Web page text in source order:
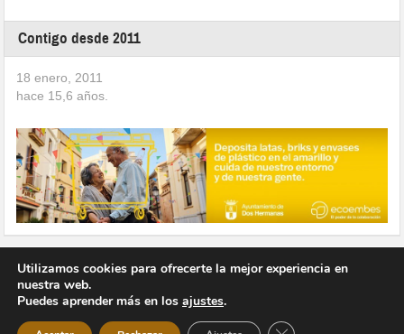
Contigo desde 2011
18 enero, 2011
hace 15,6 años.
Copyright © 2026 Vivir en Montequinto Periódico Digital
Utilizamos cookies para ofrecerte la mejor experiencia en
nuestra web.
Puedes aprender más en los ajustes.